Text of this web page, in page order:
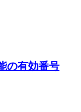
の有効番号